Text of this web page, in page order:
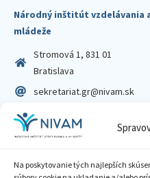
Na poskytovanie tých najlepších
Národný inštitút vzdelávania
mládeže
Stromová 1, 831 01
Bratislava
sekretariat.gr@nivam.sk
IČO: 00164348
DIČ: 2020798714